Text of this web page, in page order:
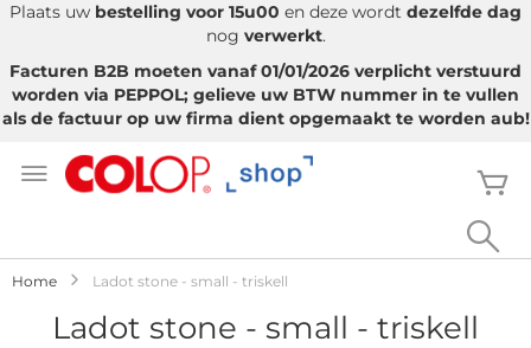
Plaats uw bestelling voor 15u00 en deze wordt dezelfde dag
nog verwerkt.
Facturen B2B moeten vanaf 01/01/2026 verplicht verstuurd
worden via PEPPOL; gelieve uw BTW nummer in te vullen
als de factuur op uw firma dient opgemaakt te worden aub!
naar
Home Ladot stone - small - triskell
Ladot stone - small - triskell